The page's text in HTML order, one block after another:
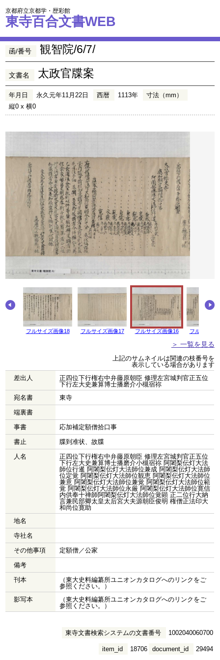
京都府立京都学・歴彩館
東寺百合文書WEB
函/番号 観智院/6/7/
文書名 太政官牒案
年月日 永久元年11月22日 西暦 1113年
寸法（mm）
縦0 x 横0
フルサイズ画像18 フルサイズ画像17 フルサイズ画像16 フルサイズ
＞ 一覧を見る
上記のサムネイルは関連の枝番号を
表示している場合があります
差出人
正四位下行権右中弁藤原朝臣 修理左宮城判官正五位
下行左大史兼算博士播磨介小槻宿祢
宛名書
東寺
端裏書
事書
応加補定額僧拾口事
書止
牒到准状、故牒
人名
正四位下行権右中弁藤原朝臣 修理左宮城判官正五位
下行左大史兼算博士播磨介小槻宿祢 阿闍梨伝灯大法
師位行暹 阿闍梨伝灯大法師位兼成 阿闍梨伝灯大法師
位定覚 阿闍梨伝灯大法師位観恵 阿闍梨伝灯大法師位
兼意 阿闍梨伝灯大法師位兼覚 阿闍梨伝灯大法師位範
覚 阿闍梨伝灯大法師位永厳 阿闍梨伝灯大法師位寛信
内供奉十禅師阿闍梨伝灯大法師位覚顕 正二位行大納
言兼民部卿太皇太后宮大夫源朝臣俊明 権僧正法印大
和尚位寛助
地名
寺社名
その他事項
定額僧／公家
備考
刊本
（東大史料編纂所ユニオンカタログへのリンクをご
参照ください。）
影写本
（東大史料編纂所ユニオンカタログへのリンクをご
参照ください。）
東寺文書検索システムの文書番号 1002040060700
document_id 29494
item_id 18706